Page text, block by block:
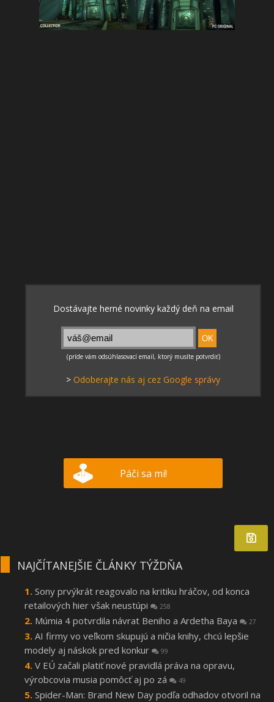
> Odoberajte nás aj cez Google správy
Páči sa mi!
NAJČÍTANEJŠIE ČLÁNKY TÝŽDŇA
Sony prvýkrát reagovalo na kritiku hráčov, od konca
retailových hier však neustúpi
258
Múmia 4 potvrdila návrat Beniho a Ardetha Baya 27
AI firmy vo veľkom skupujú a ničia knihy, chcú lepšie
modely aj náskok pred konkur
99
V EÚ začali platiť nové pravidlá práva na opravu,
výrobcovia musia pomôcť aj po zá
49
Spider-Man: Brand New Day podľa odhadov otvoril na